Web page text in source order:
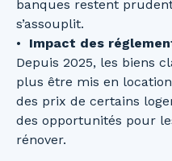
banques restent
s’assouplit.
Impact des
Depuis 2025, les biens
plus être mis en
des prix de certains
des opportunités pour
rénover.